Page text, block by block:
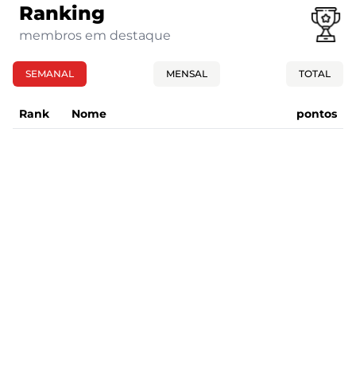
Ranking
membros em destaque
SEMANAL MENSAL TOTAL
Rank Nome pontos